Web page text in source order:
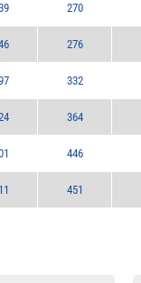
270
276
332
364
446
451